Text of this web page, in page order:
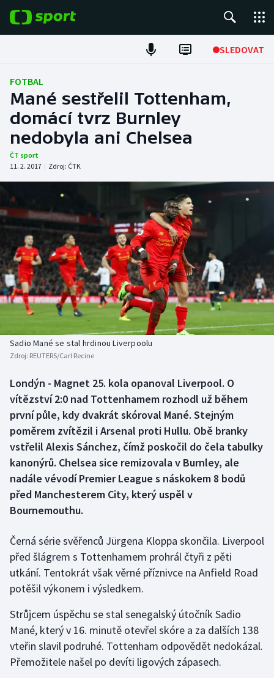
SLEDOVAT
Fotbal
Hokej
Tenis
Atletika
Cyklistika
DALŠÍ SPORTY
Americký fotbal
Baseball a softbal
Basketbal
Biatlon
Box
Curling
Dostihy
Florbal
Futsal
Golf
Gymnastika
Jezdectví
Judo
NEPŘEHLÉDNĚTE
Soutěže
Historické návraty
Aplikace ČT sport
FOTBAL
Mané sestřelil Tottenham,
domácí tvrz Burnley
nedobyla ani Chelsea
ČT sport
11. 2. 2017 | Zdroj: ČTK
Sadio Mané se stal hrdinou Liverpoolu
Zdroj: REUTERS/Carl Recine
Londýn - Magnet 25. kola opanoval Liverpool. O
vítězství 2:0 nad Tottenhamem rozhodl už během
první půle, kdy dvakrát skóroval Mané. Stejným
poměrem zvítězil i Arsenal proti Hullu. Obě branky
vstřelil Alexis Sánchez, čímž poskočil do čela tabulky
kanonýrů. Chelsea sice remizovala v Burnley, ale
nadále vévodí Premier League s náskokem 8 bodů
před Manchesterem City, který uspěl v
Bournemouthu.
Černá série svěřenců Jürgena Kloppa skončila. Liverpool
před šlágrem s Tottenhamem prohrál čtyři z pěti
utkání. Tentokrát však věrné příznivce na Anfield Road
potěšil výkonem i výsledkem.
Strůjcem úspěchu se stal senegalský útočník Sadio
Mané, který v 16. minutě otevřel skóre a za dalších 138
vteřin slavil podruhé. Tottenham odpovědět nedokázal.
Přemožitele našel po devíti ligových zápasech.